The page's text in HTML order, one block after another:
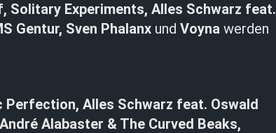
Solitary Experiments, Alles Schwarz feat.
Gentur, Sven Phalanx und Voyna werden
Perfection, Alles Schwarz feat. Oswald
Alabaster & The Curved Beaks,